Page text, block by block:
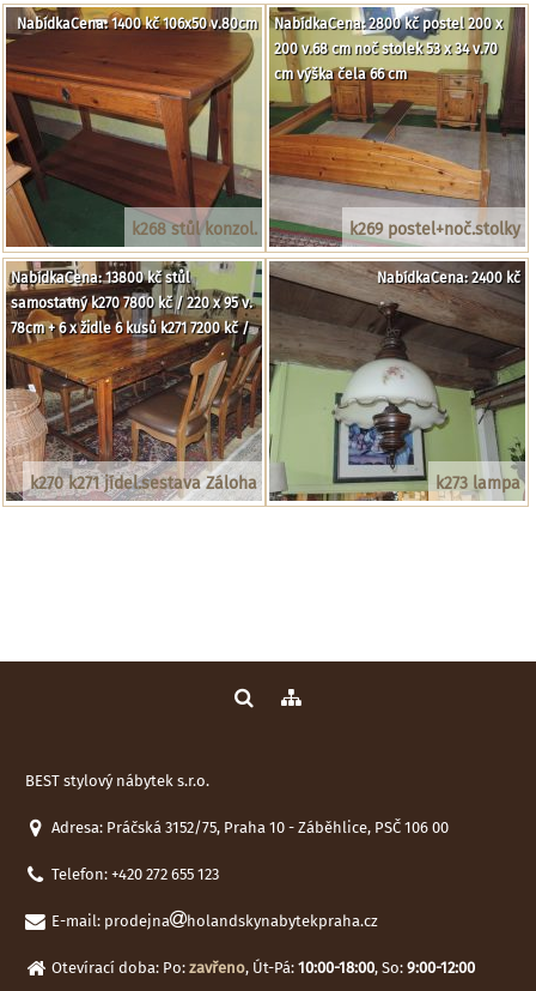
k268 stůl konzol.
NabídkaCena: 1400 kč 106x50 v.80cm
k269 postel+noč.stolky
NabídkaCena: 2800 kč postel 200 x
200 v.68 cm noč stolek 53 x 34 v.70
cm výška čela 66 cm
k270 k271 jídel.sestava Záloha
NabídkaCena: 13800 kč stůl
samostatný k270 7800 kč / 220 x 95 v.
78cm + 6 x židle 6 kusů k271 7200 kč /
k273 lampa
NabídkaCena: 2400 kč
BEST stylový nábytek s.r.o.
Adresa: Práčská 3152/75, Praha 10 - Záběhlice, PSČ 106 00
Telefon: +420 272 655 123
E-mail: prodejna holandskynabytekpraha.cz
Otevírací doba: Po: zavřeno, Út-Pá: 10:00-18:00, So: 9:00-12:00